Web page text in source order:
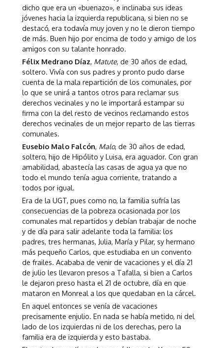
dicho que era un «buenazo», e inclinaba sus ideas
jóvenes hacia la izquierda republicana, si bien no se
destacó, era todavía muy joven y no le dieron tiempo
de más. Buen hijo por encima de todo y amigo de los
amigos con su talante honrado.
Félix Medrano Díaz, Matute, de 30 años de edad,
soltero. Vivía con sus padres y pronto pudo darse
cuenta de la mala repartición de los comunales, por
lo que se unirá a tantos otros para reclamar sus
derechos vecinales y no le importará estampar su
firma con la del resto de vecinos reclamando estos
derechos vecinales de un mejor reparto de las tierras
comunales.
Eusebio Malo Falcón, Malo, de 30 años de edad,
soltero, hijo de Hipólito y Luisa, era aguador. Con gran
amabilidad, abastecía las casas de agua ya que no
todo el mundo tenía agua corriente, tratando a
todos por igual.
Era de la UGT, pues como no, la familia sufría las
consecuencias de la pobreza ocasionada por los
comunales mal repartidos y debían trabajar de noche
y de día para salir adelante toda la familia: los
padres, tres hermanas, Julia, María y Pilar, sy hermano
más pequeño Carlos, que estudiaba en un convento
de frailes. Acababa de venir de vacaciones y el día 21
de julio les llevaron presos a Tafalla, si bien a Carlos
le dejaron preso hasta el 21 de octubre, día en que
mataron en Monreal a los que quedaban en la cárcel.
En aquel entonces se venía de vacaciones
precisamente enjulio. En nada se había metido, ni del
lado de los izquierdas ni de los derechas, pero la
familia era de izquierda y esto bastaba.